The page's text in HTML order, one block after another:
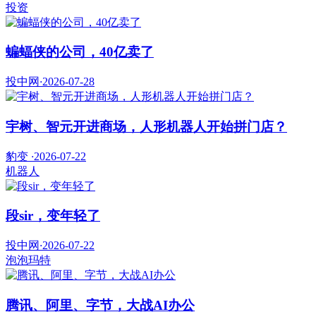
投资
蝙蝠侠的公司，40亿卖了
投中网 ·2026-07-28
宇树、智元开进商场，人形机器人开始拼门店？
豹变 ·2026-07-22
机器人
段sir，变年轻了
投中网 ·2026-07-22
泡泡玛特
腾讯、阿里、字节，大战AI办公